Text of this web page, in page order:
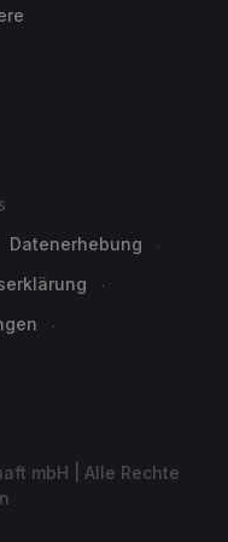
Datenerhebung
mbH | Alle Rechte